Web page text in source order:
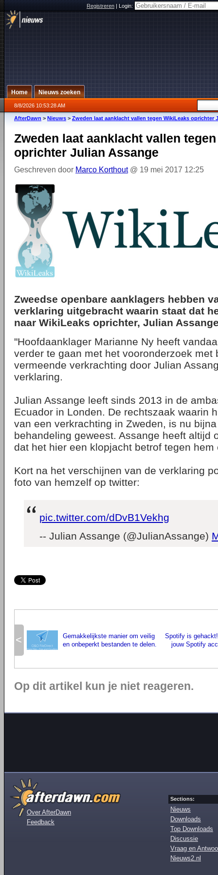
Registreren|Login:
Home Nieuws zoeken
8/8/2026 10:53:28 AM
AfterDawn > Nieuws > Zweden laat aanklacht vallen tegen WikiLeaks oprichter
Zweden laat aanklacht vallen
oprichter Julian Assange
Geschreven door Marco Korthout@ 19 mei 2017 12:25
Zweedse openbare aanklagers hebben
verklaring uitgebracht waarin staat dat
naar WikiLeaks oprichter, Julian
"Hoofdaanklager Marianne Ny heeft
verder te gaan met het vooronderzoek met
vermeende verkrachting door Julian
verklaring.
Julian Assange leeft sinds 2013 in de
Ecuador in Londen. De rechtszaak waarin
van een verkrachting in Zweden, is nu
behandeling geweest. Assange heeft altijd
dat het hier een klopjacht betrof tegen
Kort na het verschijnen van de verklaring
foto van hemzelf op twitter:
pic.twitter.com/dDvB1Vekhg
-- Julian Assange (@JulianAssange)
<
Gemakkelijkste manier om veilig
en onbeperkt bestanden te delen.
Spotify is
jouw Spotify
Op dit artikel kun je niet reageren.
Over AfterDawn
Feedback
Sections:
Nieuws
Downloads
Top Downloads
Discussie
Vraag en
Nieuws2.nl